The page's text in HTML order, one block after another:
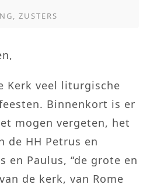
,ZUSTERS
Kerk veel liturgische
Binnenkort is er
mogen vergeten, het
de HH Petrus en
en Paulus, “de grote en
de kerk, van Rome